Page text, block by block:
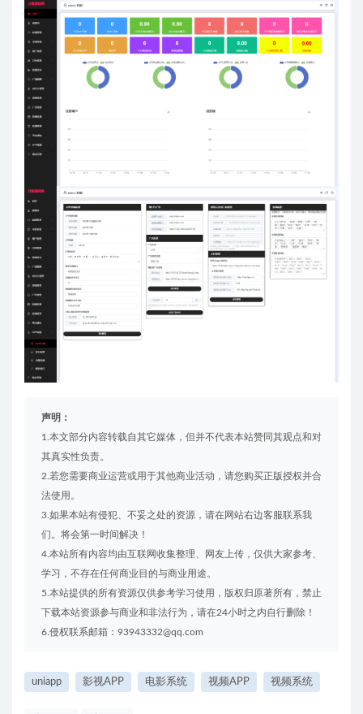
声明：
1.本文部分内容转载自其它媒体，但并不代表本站赞同其观点和对
其真实性负责。
2.若您需要商业运营或用于其他商业活动，请您购买正版授权并合
法使用。
3.如果本站有侵犯、不妥之处的资源，请在网站右边客服联系我
们。将会第一时间解决！
4.本站所有内容均由互联网收集整理、网友上传，仅供大家参考、
学习，不存在任何商业目的与商业用途。
5.本站提供的所有资源仅供参考学习使用，版权归原著所有，禁止
下载本站资源参与商业和非法行为，请在24小时之内自行删除！
6.侵权联系邮箱：93943332@qq.com
uniapp 影视APP 电影系统 视频APP 视频系统